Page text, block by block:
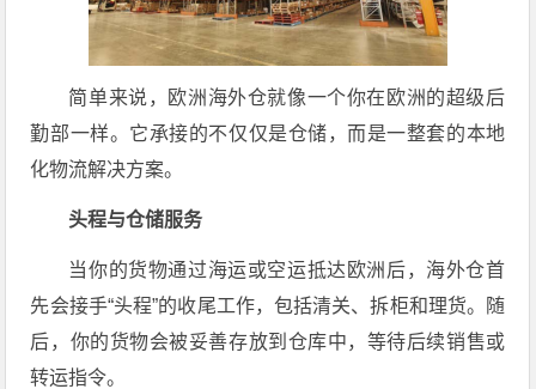
简单来说，欧洲海外仓就像一个你在欧洲的超级后
勤部一样。它承接的不仅仅是仓储，而是一整套的本地
化物流解决方案。
头程与仓储服务
当你的货物通过海运或空运抵达欧洲后，海外仓首
先会接手“头程”的收尾工作，包括清关、拆柜和理货。随
后，你的货物会被妥善存放到仓库中，等待后续销售或
转运指令。